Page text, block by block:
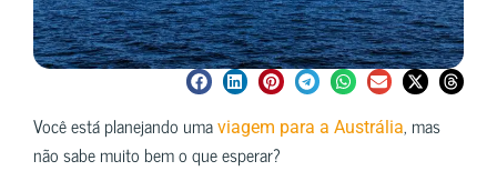
Você está planejando uma viagem para a Austrália, mas
não sabe muito bem o que esperar?